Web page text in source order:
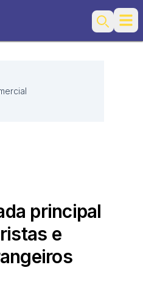
Search
principal
e